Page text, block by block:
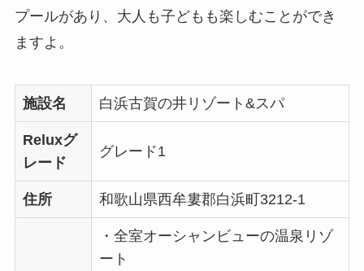
プールがあり、大人も子どもも楽しむことができ
ますよ。
施設名 白浜古賀の井リゾート&スパ
Reluxグ
レード
グレード1
住所 和歌山県西牟婁郡白浜町3212-1
・全室オーシャンビューの温泉リゾ
ート